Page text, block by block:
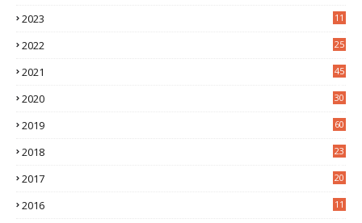
2023
11
2022
25
2021
45
2020
30
2019 60
2018
23
2017
20
2016
11